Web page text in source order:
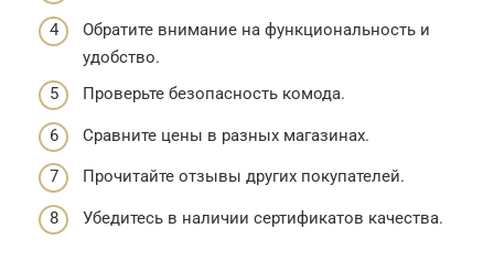
Обратите внимание на функциональность и
удобство.
Проверьте безопасность комода.
Сравните цены в разных магазинах.
Прочитайте отзывы других покупателей.
Убедитесь в наличии сертификатов качества.